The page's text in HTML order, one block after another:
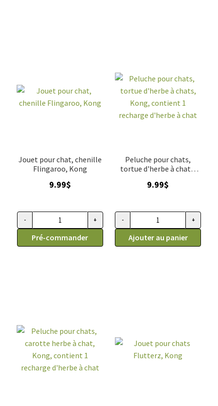
Jouet pour chat, chenille
Flingaroo, Kong
9.99$
quantité de Jouet pour chat, chenille Flingaroo, Kong
- +
Pré-commander
Peluche pour chats,
tortue d'herbe à chats,
recharge d'herbe à chat
9.99$
quantité de Peluche pour
- +
Ajouter au panier